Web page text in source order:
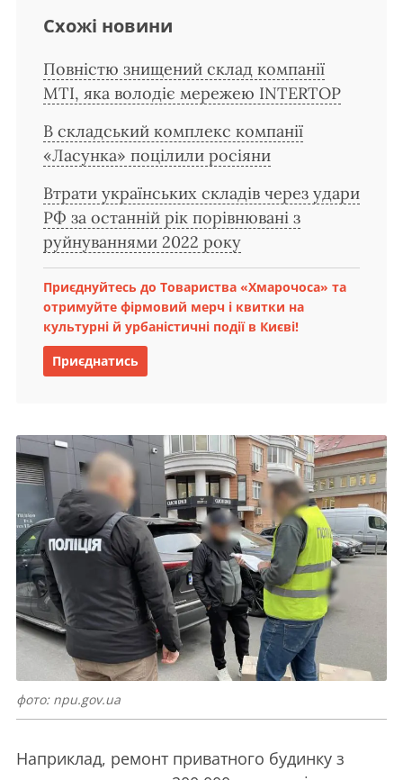
Схожі новини
Повністю знищений склад компанії
MTI, яка володіє мережею INTERTOP
В складський комплекс компанії
«Ласунка» поцілили росіяни
Втрати українських складів через удари
РФ за останній рік порівнювані з
руйнуваннями 2022 року
Приєднуйтесь до Товариства «Хмарочоса» та
отримуйте фірмовий мерч і квитки на
культурні й урбаністичні події в Києві!
Приєднатись
фото: npu.gov.ua
Наприклад, ремонт приватного будинку з